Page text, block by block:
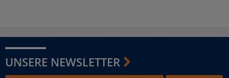
UNSERE NEWSLETTER